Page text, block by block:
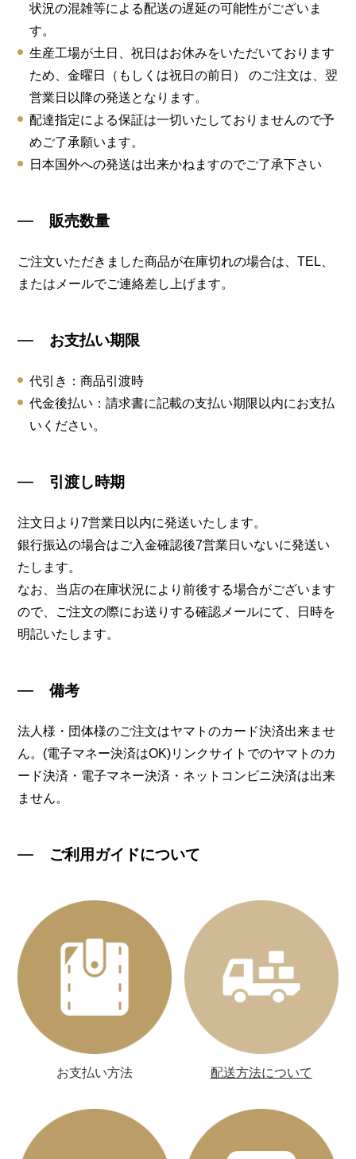
状況の混雑等による配送の遅延の可能性がございま
す。
生産工場が土日、祝日はお休みをいただいております
ため、金曜日（もしくは祝日の前日） のご注文は、翌
営業日以降の発送となります。
配達指定による保証は一切いたしておりませんので予
めご了承願います。
日本国外への発送は出来かねますのでご了承下さい
販売数量
ご注文いただきました商品が在庫切れの場合は、TEL、
またはメールでご連絡差し上げます。
お支払い期限
代引き：商品引渡時
代金後払い：請求書に記載の支払い期限以内にお支払
いください。
引渡し時期
注文日より7営業日以内に発送いたします。
銀行振込の場合はご入金確認後7営業日いないに発送い
たします。
なお、当店の在庫状況により前後する場合がございます
ので、ご注文の際にお送りする確認メールにて、日時を
明記いたします。
備考
法人様・団体様のご注文はヤマトのカード決済出来ませ
ん。(電子マネー決済はOK)リンクサイトでのヤマトのカ
ード決済・電子マネー決済・ネットコンビニ決済は出来
ません。
ご利用ガイドについて
お支払い方法 配送方法について